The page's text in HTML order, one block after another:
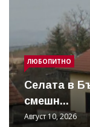
ЛЮБОПИТНО
Cелата в
смешн...
Август 10, 2026